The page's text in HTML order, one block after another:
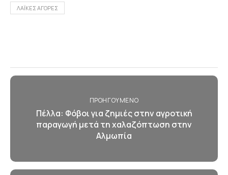
ΛΑΪΚΕΣ ΑΓΟΡΕΣ
ΠΡΟΗΓΟΎΜΕΝΟ
Πέλλα: Φόβοι για ζημιές στην αγροτική
παραγωγή μετά τη χαλαζόπτωση στην
Αλμωπία